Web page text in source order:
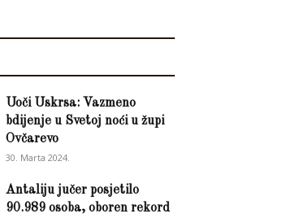
Uoči Uskrsa: Vazmeno
bdijenje u Svetoj noći u župi
Ovčarevo
30. Marta 2024.
Antaliju jučer posjetilo
90.989 osoba, oboren rekord